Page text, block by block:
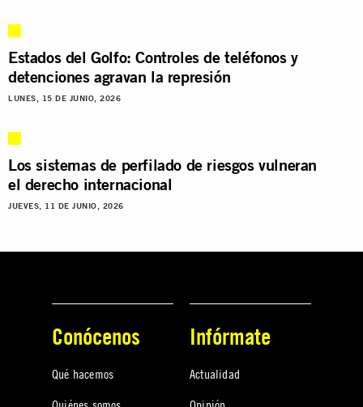
Estados del Golfo: Controles de teléfonos y
detenciones agravan la represión
LUNES, 15 DE JUNIO, 2026
Los sistemas de perfilado de riesgos vulneran
el derecho internacional
JUEVES, 11 DE JUNIO, 2026
Conócenos
Qué hacemos
Infórmate
Actualidad